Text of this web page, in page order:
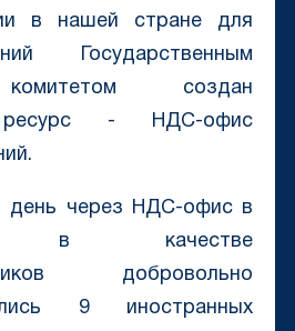
в нашей стране для
Государственным
создан
ресурс - НДС-офис
день через НДС-офис в
в качестве
добровольно
9 иностранных